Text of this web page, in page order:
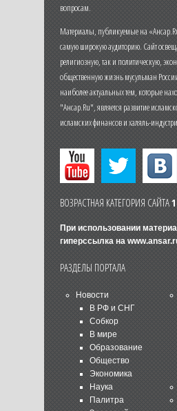
вопросам.
Материалы, публикуемые на
самую широкую аудиторию. Сайт
религиозную, так и политическую,
общественную жизнь мусульман
наиболее актуальных тем, которые
"Ансар.Ru", является развитие
исламских финансов и халяль-
ВОЗРАСТНАЯ КАТЕГОРИЯ САЙТА
При использовании
гиперссылка на
РАЗДЕЛЫ ПОРТАЛА
Новости
В РФ и СНГ
Собкор
В мире
Образование
Общество
Экономика
Наука
Палитра